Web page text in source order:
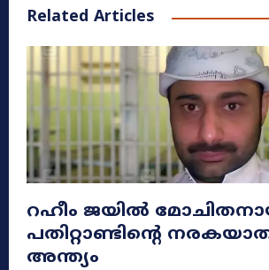
Related Articles
റഹീം ജയിൽ
പതിറ്റാണ്ടിന്റെ
അന്ത്യം